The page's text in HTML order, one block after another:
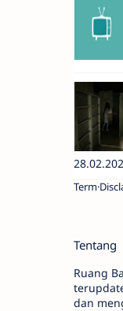
Term
Tentang
Ruang
dan